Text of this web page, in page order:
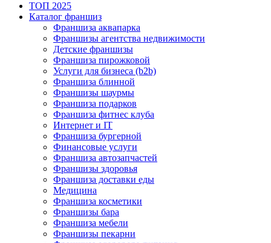
ТОП 2025
Каталог франшиз
Франшиза аквапарка
Франшизы агентства недвижимости
Детские франшизы
Франшиза пирожковой
Услуги для бизнеса (b2b)
Франшиза блинной
Франшизы шаурмы
Франшиза подарков
Франшиза фитнес клуба
Интернет и IT
Франшиза бургерной
Финансовые услуги
Франшиза автозапчастей
Франшизы здоровья
Франшиза доставки еды
Медицина
Франшиза косметики
Франшизы бара
Франшиза мебели
Франшизы пекарни